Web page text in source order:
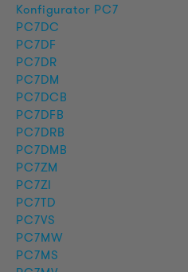
Konfigurator PC7
PC7DC
PC7DF
PC7DR
PC7DM
PC7DCB
PC7DFB
PC7DRB
PC7DMB
PC7ZM
PC7ZI
PC7TD
PC7VS
PC7MW
PC7MS